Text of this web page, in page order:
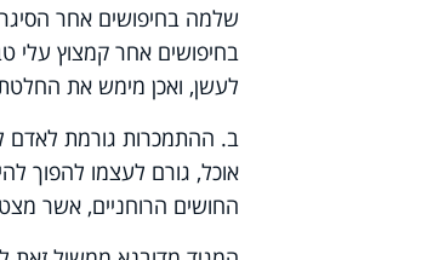
שלמה בחיפושים אחר
בחיפושים אחר קמצוץ עלי
לעשן, ואכן מימש את
ב. ההתמכרות גורמת לאדם
אוכל, גורם לעצמו להפוך
החושים הרוחניים, אשר